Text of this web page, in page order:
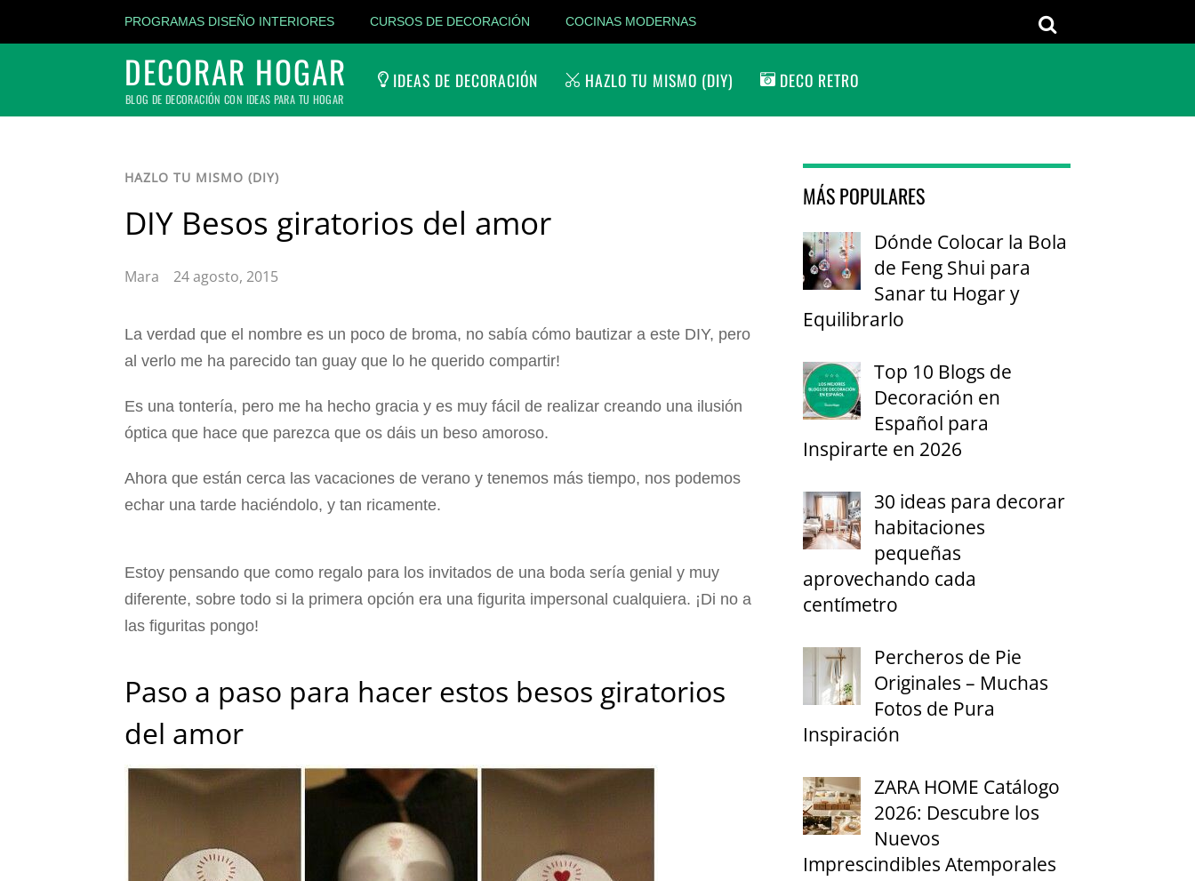
PROGRAMAS DISEÑO INTERIORES CURSOS DE DECORACIÓN COCINAS MODERNAS
DECORAR HOGAR
BLOG DE DECORACIÓN CON IDEAS PARA TU HOGAR
IDEAS DE DECORACIÓN HAZLO TU MISMO (DIY) DECO RETRO
HAZLO TU MISMO (DIY)
DIY Besos giratorios del amor
Mara 24 agosto, 2015
La verdad que el nombre es un poco de broma, no sabía cómo bautizar a este DIY, pero
al verlo me ha parecido tan guay que lo he querido compartir!
Es una tontería, pero me ha hecho gracia y es muy fácil de realizar creando una ilusión
óptica que hace que parezca que os dáis un beso amoroso.
Ahora que están cerca las vacaciones de verano y tenemos más tiempo, nos podemos
echar una tarde haciéndolo, y tan ricamente.
Estoy pensando que como regalo para los invitados de una boda sería genial y muy
diferente, sobre todo si la primera opción era una figurita impersonal cualquiera. ¡Di no a
las figuritas pongo!
Paso a paso para hacer estos besos giratorios
del amor
MÁS POPULARES
Dónde Colocar la Bola
de Feng Shui para
Sanar tu Hogar y
Equilibrarlo
Top 10 Blogs de
Decoración en
Español para
Inspirarte en 2026
30 ideas para decorar
habitaciones
pequeñas
aprovechando cada
centímetro
Percheros de Pie
Originales – Muchas
Fotos de Pura
Inspiración
ZARA HOME Catálogo
2026: Descubre los
Nuevos
Imprescindibles Atemporales